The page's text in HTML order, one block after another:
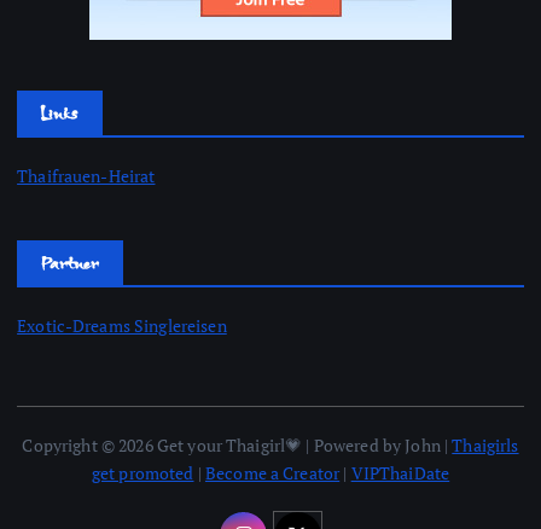
Links
Thaifrauen-Heirat
Partner
Exotic-Dreams Singlereisen
Copyright © 2026 Get your Thaigirl💗 | Powered by John |Thaigirls
get promoted | Become a Creator| VIPThaiDate